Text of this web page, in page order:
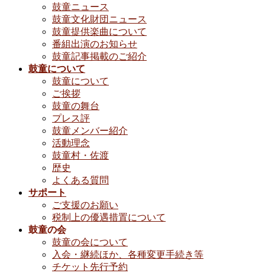
鼓童ニュース
鼓童文化財団ニュース
鼓童提供楽曲について
番組出演のお知らせ
鼓童記事掲載のご紹介
鼓童について
鼓童について
ご挨拶
鼓童の舞台
プレス評
鼓童メンバー紹介
活動理念
鼓童村・佐渡
歴史
よくある質問
サポート
ご支援のお願い
税制上の優遇措置について
鼓童の会
鼓童の会について
入会・継続ほか、各種変更手続き等
チケット先行予約